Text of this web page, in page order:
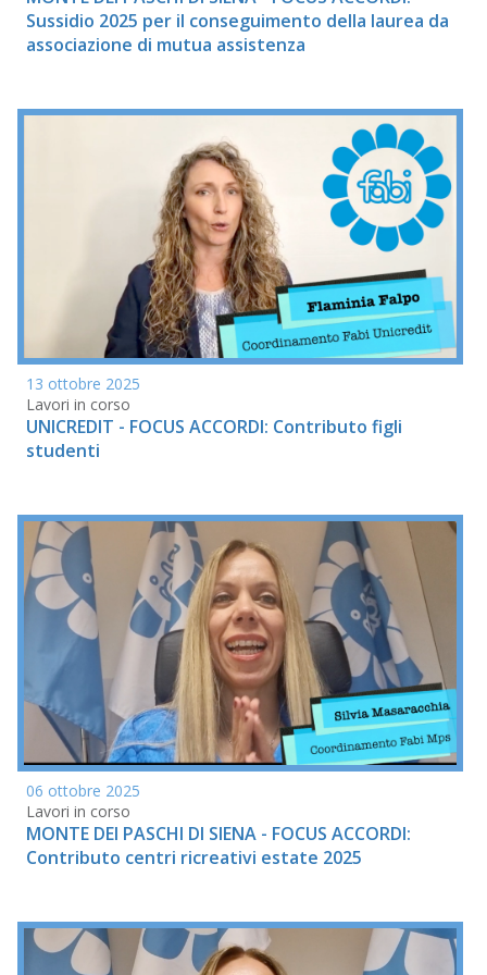
Sussidio 2025 per il conseguimento della laurea da
associazione di mutua assistenza
13 ottobre 2025
Lavori in corso
UNICREDIT - FOCUS ACCORDI: Contributo figli
studenti
06 ottobre 2025
Lavori in corso
MONTE DEI PASCHI DI SIENA - FOCUS ACCORDI:
Contributo centri ricreativi estate 2025